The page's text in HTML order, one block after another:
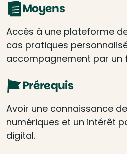
Moyens
Accès à une plateforme
cas pratiques
accompagnement par un
Prérequis
Avoir une connaissance
numériques et un intérêt
digital.